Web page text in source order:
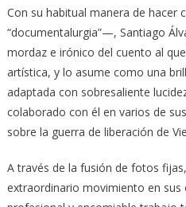
Con su habitual manera de
“documentalurgia”—, Santiago
mordaz e irónico del cuento al
artística, y lo asume como una
adaptada con sobresaliente
colaborado con él en varios de
sobre la guerra de liberación de
A través de la fusión de fotos
extraordinario movimiento en sus